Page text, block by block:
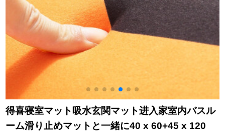
得喜寝室マット吸水玄関マット进入家室内バスル
ーム滑り止めマットと一緒に40 x 60+45 x 120